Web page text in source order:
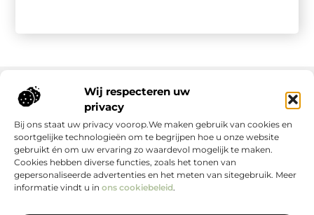
Wij respecteren uw
privacy
Bij ons staat uw privacy voorop.We maken gebruik van cookies en
soortgelijke technologieën om te begrijpen hoe u onze website
gebruikt én om uw ervaring zo waardevol mogelijk te maken.
Cookies hebben diverse functies, zoals het tonen van
gepersonaliseerde advertenties en het meten van sitegebruik. Meer
informatie vindt u in ons cookiebeleid.
Onze informatie